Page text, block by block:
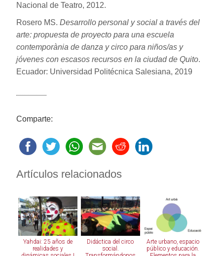
Nacional de Teatro, 2012.
Rosero MS.Desarrollo personal y social a través del
arte: propuesta de proyecto para una escuela
contemporània de danza y circo para niños/as y
jóvenes con escasos recursos en la ciudad de Quito.
Ecuador: Universidad Politécnica Salesiana, 2019
Comparte:
Artículos relacionados
Yahdai: 25 años de
realidades y
Didáctica del circo
social.
Arte urbano, espacio
público y educación.